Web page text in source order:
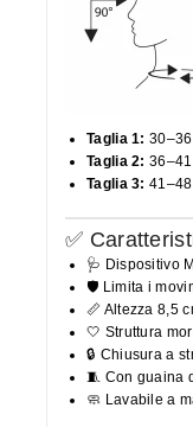
Taglia 1:
Taglia 2:
Taglia 3:
✅
🩺 Dispositivo
🛡️ Limita i
📏 Altezza 8,5
🤍 Struttura
🔒 Chiusura a
🧵 Con guaina
🧼 Lavabile a